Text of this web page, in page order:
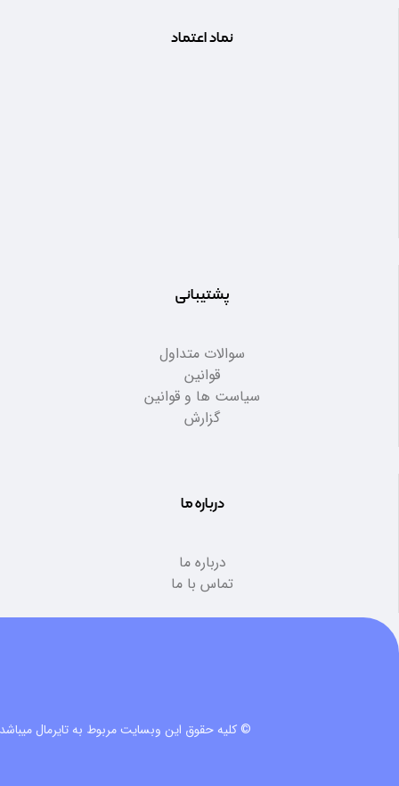
نماد اعتماد
پشتیبانی
سوالات متداول
قوانین
سیاست ها و قوانین
گزارش
درباره ما
درباره ما
تماس با ما
© کلیه حقوق این وبسایت مربوط به تایرمال